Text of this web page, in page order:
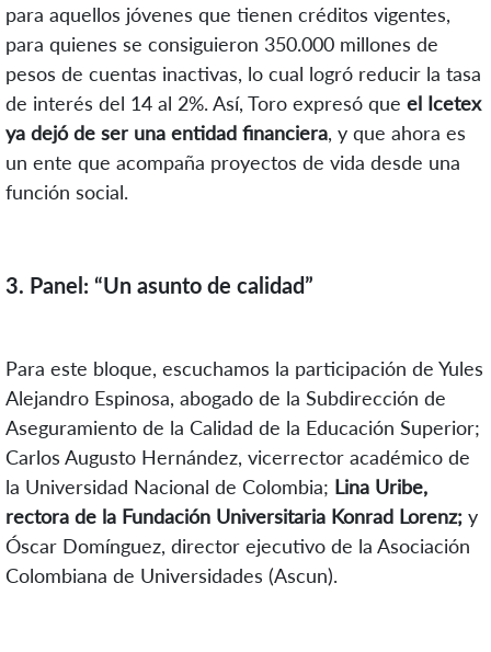
para aquellos jóvenes que tienen créditos vigentes,
para quienes se consiguieron 350.000 millones de
pesos de cuentas inactivas, lo cual logró reducir la tasa
de interés del 14 al 2%. Así, Toro expresó que el Icetex
ya dejó de ser una entidad financiera, y que ahora es
un ente que acompaña proyectos de vida desde una
función social.
3. Panel: “Un asunto de calidad”
Para este bloque, escuchamos la participación de Yules
Alejandro Espinosa, abogado de la Subdirección de
Aseguramiento de la Calidad de la Educación Superior;
Carlos Augusto Hernández, vicerrector académico de
la Universidad Nacional de Colombia; Lina Uribe,
rectora de la Fundación Universitaria Konrad Lorenz; y
Óscar Domínguez, director ejecutivo de la Asociación
Colombiana de Universidades (Ascun).